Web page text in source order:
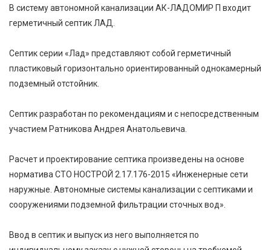
В систему автономной канализации АК-ЛАДОМИР П входит
герметичный септик ЛАД.
Септик серии «Лад» представляют собой герметичный
пластиковый горизонтально ориентированный однокамерный
подземный отстойник.
Септик разработан по рекомендациям и с непосредственным
участием Ратникова Андрея Анатольевича.
Расчет и проектирование септика произведены на основе
норматива СТО НОСТРОЙ 2.17.176-2015 «Инженерные сети
наружные. Автономные системы канализации с септиками и
сооружениями подземной фильтрации сточных вод».
Ввод в септик и выпуск из него выполняется по